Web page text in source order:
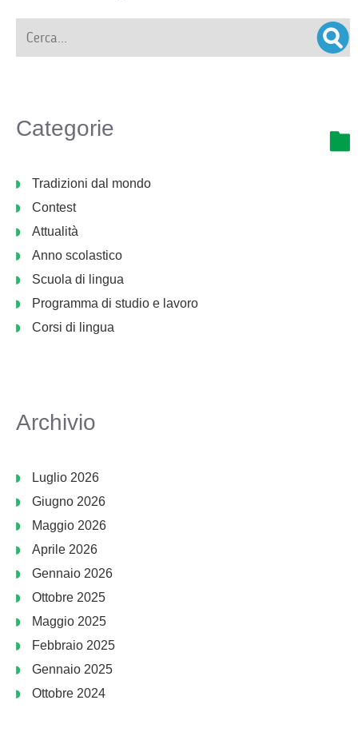
Categorie
Tradizioni dal mondo
Contest
Attualità
Anno scolastico
Scuola di lingua
Programma di studio e lavoro
Corsi di lingua
Archivio
Luglio 2026
Giugno 2026
Maggio 2026
Aprile 2026
Gennaio 2026
Ottobre 2025
Maggio 2025
Febbraio 2025
Gennaio 2025
Ottobre 2024